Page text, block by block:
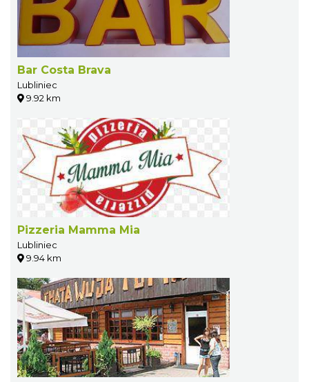
Bar Costa Brava
Lubliniec
9.92 km
Pizzeria Mamma Mia
Lubliniec
9.94 km